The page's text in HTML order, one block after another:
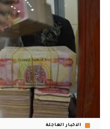
الاخبار العاجلة